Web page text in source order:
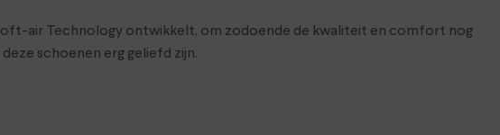
air Technology ontwikkelt, om zodoende de kwaliteit en comfort nog
schoenen erg geliefd zijn.